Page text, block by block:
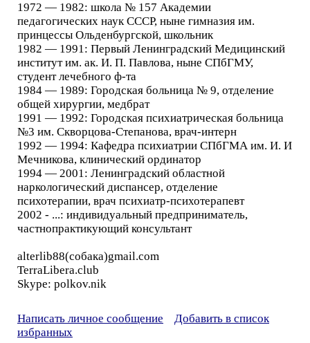
1972 — 1982: школа № 157 Академии
педагогических наук СССР, ныне гимназия им.
принцессы Ольденбургской, школьник
1982 — 1991: Первый Ленинградский Медицинский
институт им. ак. И. П. Павлова, ныне СПбГМУ,
студент лечебного ф-та
1984 — 1989: Городская больница № 9, отделение
общей хирургии, медбрат
1991 — 1992: Городская психиатрическая больница
№3 им. Скворцова-Степанова, врач-интерн
1992 — 1994: Кафедра психиатрии СПбГМА им. И. И
Мечникова, клинический ординатор
1994 — 2001: Ленинградский областной
наркологический диспансер, отделение
психотерапии, врач психиатр-психотерапевт
2002 - ...: индивидуальный предприниматель,
частнопрактикующий консультант
alterlib88(собака)gmail.com
TerraLibera.club
Skype: polkov.nik
Написать личное сообщение
Добавить в список
избранных